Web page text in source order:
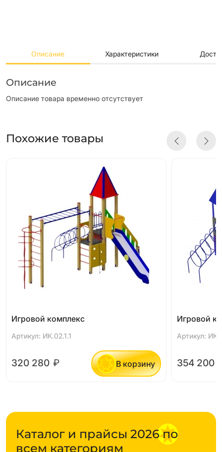
Описание Характеристики
Описание
Описание товара временно отсутствует
Похожие товары
Игровой комплекс
Артикул: ИК.02.1.1
320 280 ₽ В корзину
Игровой
Артикул:
354 200
Каталог и прайсы 2026 по
всем категориям